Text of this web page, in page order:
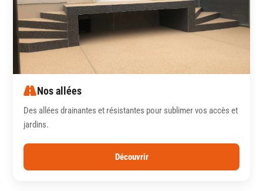
Nos allées
Des allées drainantes et résistantes pour sublimer vos accès et
jardins.
Découvrir